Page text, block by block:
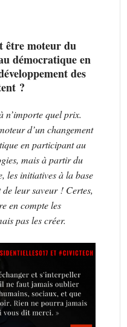
être moteur du
démocratique en
des
?
n’importe quel prix.
d’un changement
en participant au
mais à partir du
les initiatives à la base
leur saveur ! Certes,
en compte les
pas les créer.